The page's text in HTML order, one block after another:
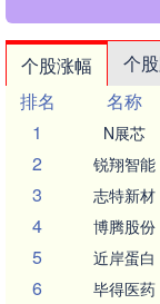
个股涨幅 个
排名
名称
1
N展芯
2 锐翔智能
3 志特新材
4 博腾股份
5 近岸蛋白
6 毕得医药